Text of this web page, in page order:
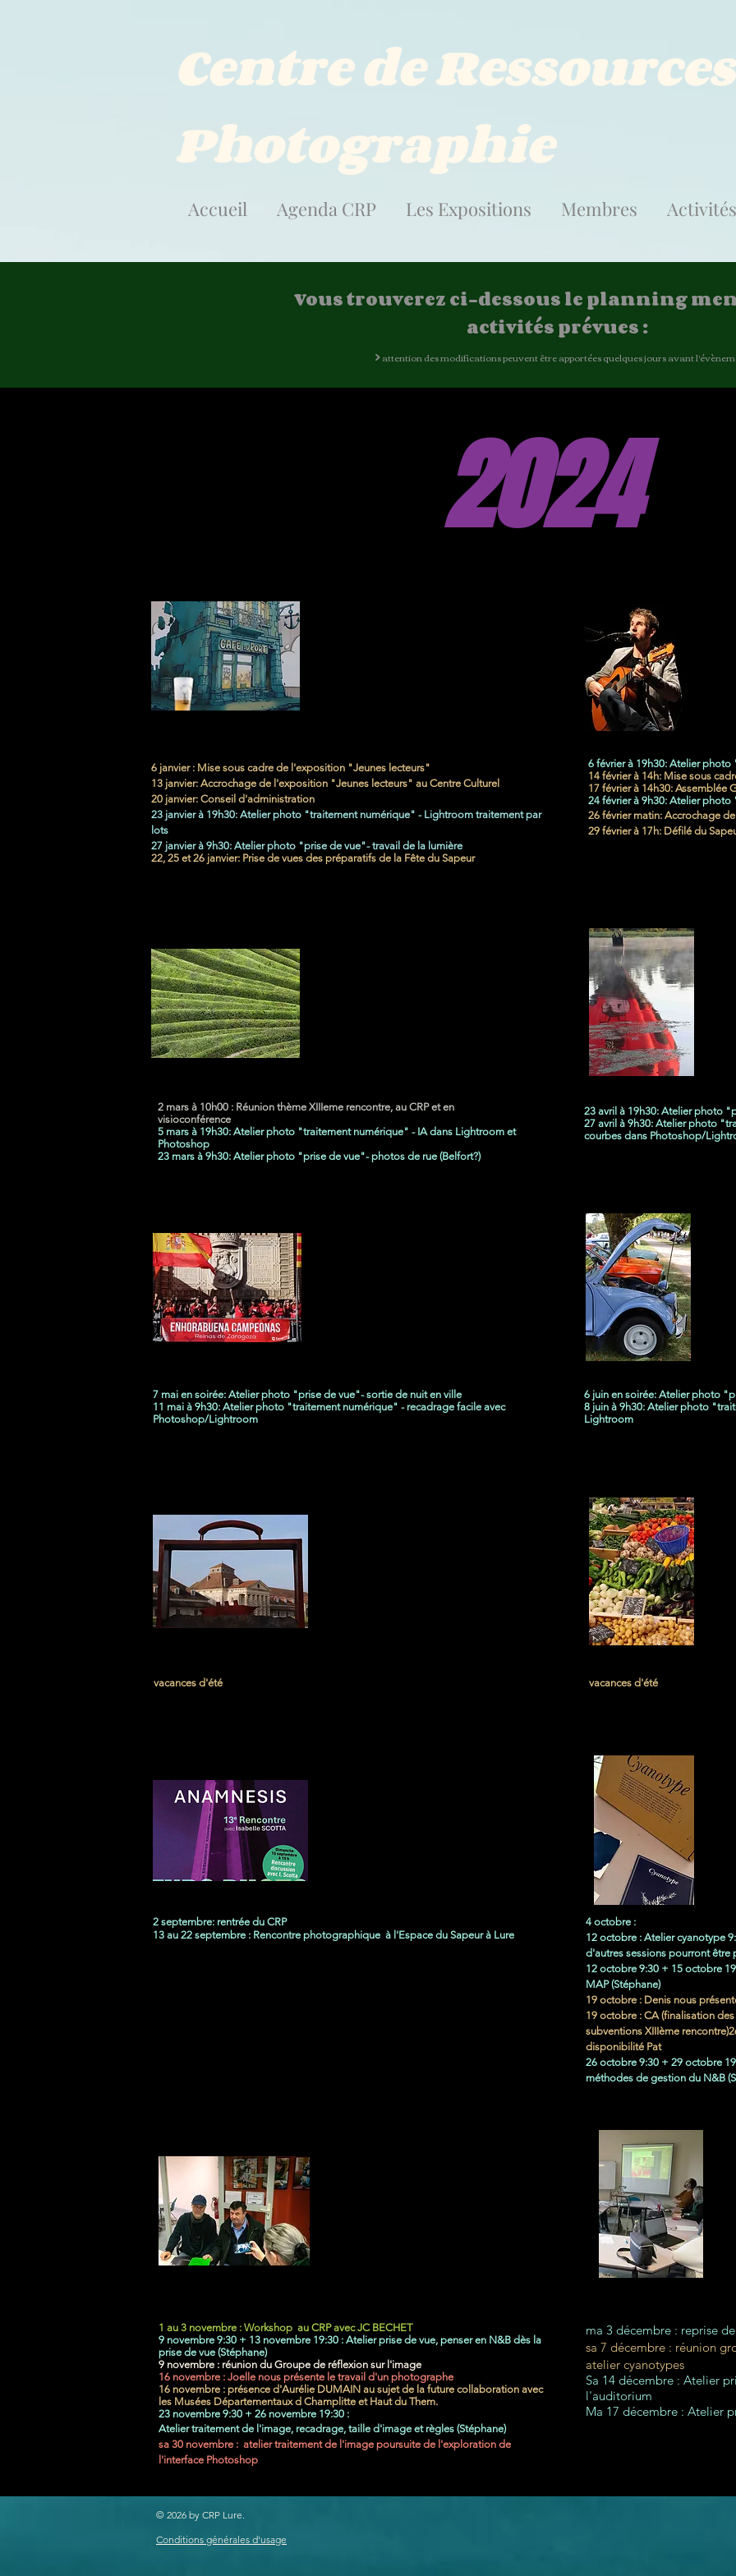
Centre de Ressources
Photographie
Accueil Agenda CRP Les Expositions Membres Activités
Vous trouverez ci-dessous le planning
activités prévues :
>attention des modifications peuvent être apportées quelques jours avant
2024
6 janvier : Mise sous cadre de l'exposition "Jeunes lecteurs"
13 janvier: Accrochage de l'exposition "Jeunes lecteurs" au Centre Culturel
20 janvier: Conseil d'administration
23 janvier à 19h30: Atelier photo "traitement numérique" - Lightroom traitement par
lots
27 janvier à 9h30: Atelier photo "prise de vue"- travail de la lumière
22, 25 et 26 janvier: Prise de vues des préparatifs de la Fête du Sapeur
6 février à 19h30: Atelier
14 février à 14h: Mise sous
17 février à 14h30: Assemblée
24 février à 9h30: Atelier
26 février matin: Accrochage
29 février à 17h: Défilé du
2 mars à 10h00 : Réunion thème XIIIeme rencontre, au CRP et en
visioconférence
5 mars à 19h30: Atelier photo "traitement numérique" - IA dans Lightroom et
Photoshop
23 mars à 9h30: Atelier photo "prise de vue"- photos de rue (Belfort?)
23 avril à 19h30: Atelier photo
27 avril à 9h30: Atelier photo
courbes dans Photoshop/
7 mai en soirée: Atelier photo "prise de vue"- sortie de nuit en ville
11 mai à 9h30: Atelier photo "traitement numérique" - recadrage facile avec
Photoshop/Lightroom
6 juin en soirée: Atelier photo
8 juin à 9h30: Atelier photo
Lightroom
vacances d'été vacances d'été
2 septembre: rentrée du CRP
13 au 22 septembre : Rencontre photographique à l'Espace du Sapeur à Lure
4 octobre :
12 octobre : Atelier cyanotype
d'autres sessions pourront être
12 octobre 9:30 + 15 octobre
MAP (Stéphane)​
19 octobre : Denis nous
19 octobre : CA (finalisation
subventions XIIIème
disponibilité Pat
26 octobre 9:30 + 29 octobre
méthodes de gestion du N&B
​1 au 3 novembre : Workshop au CRP avec JC BECHET
9 novembre 9:30 + 13 novembre 19:30 : Atelier prise de vue, penser en N&B dès la
prise de vue (Stéphane)
9 novembre : réunion du Groupe de réflexion sur l'image
16 novembre : Joelle nous présente le travail d'un photographe
16 novembre : présence d'Aurélie DUMAIN au sujet de la future collaboration avec
les Musées Départementaux d Champlitte et Haut du Them.
23 novembre 9:30 + 26 novembre 19:30 :
Atelier traitement de l'image, recadrage, taille d'image et règles (Stéphane)
sa 30 novembre : atelier traitement de l'image poursuite de l'exploration de
l'interface Photoshop
ma 3 décembre : reprise
sa 7 décembre : réunion
atelier cyanotypes
Sa 14 décembre : Atelier
l'auditorium
Ma 17 décembre : Atelier
​© 2026 by CRP Lure.
Conditions générales d'usage